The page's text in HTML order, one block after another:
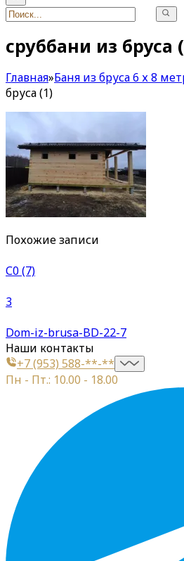
сруббани из бруса
Главная»Баня из бруса 6 х 8
бруса (1)
Похожие записи
С0 (7)
3
Dom-iz-brusa-BD-22-7
Наши контакты
+7 (953) 588-**-**
Пн - Пт.: 10.00 - 18.00